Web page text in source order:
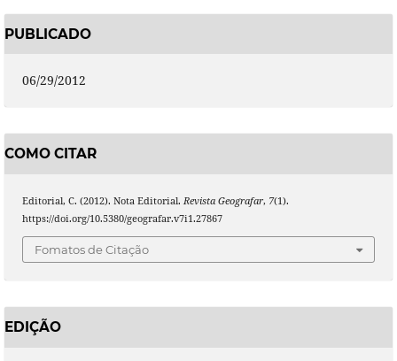
PUBLICADO
06/29/2012
COMO CITAR
Editorial, C. (2012). Nota Editorial. Revista Geografar, 7(1).
https://doi.org/10.5380/geografar.v7i1.27867
Fomatos de Citação
EDIÇÃO